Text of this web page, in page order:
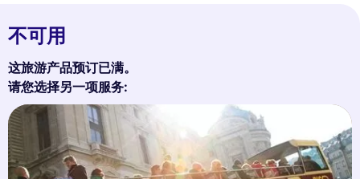
不可用
这旅游产品预订已满。
请您选择另一项服务: